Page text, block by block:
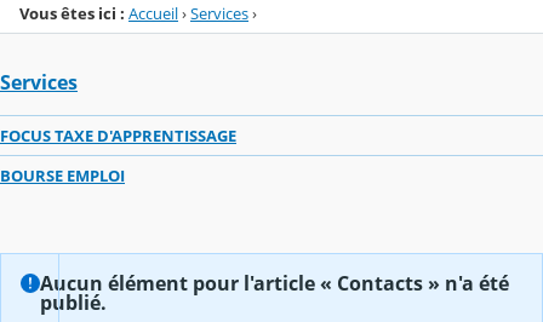
Vous êtes ici : Accueil›Services›
Services
FOCUS TAXE D'APPRENTISSAGE
BOURSE EMPLOI
Aucun élément pour l'article « Contacts » n'a été
publié.